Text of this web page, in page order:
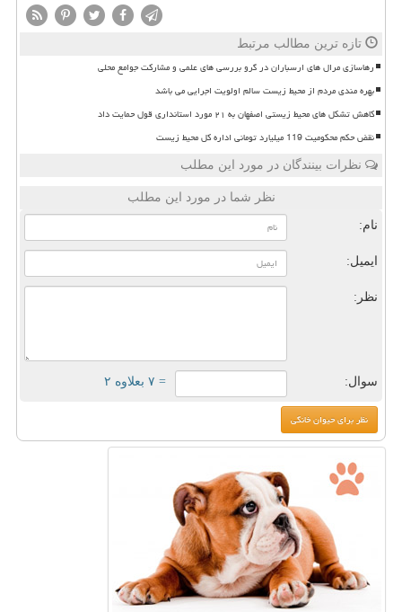
تازه ترین مطالب مرتبط
رهاسازی مرال های ارسباران در گرو بررسی های علمی و مشارکت جوامع محلی
بهره مندی مردم از محیط زیست سالم اولویت اجرایی می باشد
کاهش تشکل های محیط زیستی اصفهان به ۲۱ مورد استانداری قول حمایت داد
نقض حکم محکومیت 119 میلیارد تومانی اداره کل محیط زیست
نظرات بینندگان در مورد این مطلب
نظر شما در مورد این مطلب
نام:
ایمیل:
نظر:
سوال: = ۷ بعلاوه ۲